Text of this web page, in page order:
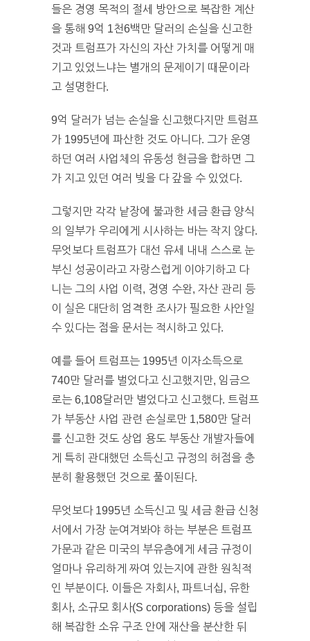
들은 경영 목적의 절세 방안으로 복잡한 계산
을 통해 9억 1천6백만 달러의 손실을 신고한
것과 트럼프가 자신의 자산 가치를 어떻게 매
기고 있었느냐는 별개의 문제이기 때문이라
고 설명한다.
9억 달러가 넘는 손실을 신고했다지만 트럼프
가 1995년에 파산한 것도 아니다. 그가 운영
하던 여러 사업체의 유동성 현금을 합하면 그
가 지고 있던 여러 빚을 다 갚을 수 있었다.
그렇지만 각각 낱장에 불과한 세금 환급 양식
의 일부가 우리에게 시사하는 바는 작지 않다.
무엇보다 트럼프가 대선 유세 내내 스스로 눈
부신 성공이라고 자랑스럽게 이야기하고 다
니는 그의 사업 이력, 경영 수완, 자산 관리 등
이 실은 대단히 엄격한 조사가 필요한 사안일
수 있다는 점을 문서는 적시하고 있다.
예를 들어 트럼프는 1995년 이자소득으로
740만 달러를 벌었다고 신고했지만, 임금으
로는 6,108달러만 벌었다고 신고했다. 트럼프
가 부동산 사업 관련 손실로만 1,580만 달러
를 신고한 것도 상업 용도 부동산 개발자들에
게 특히 관대했던 소득신고 규정의 허점을 충
분히 활용했던 것으로 풀이된다.
무엇보다 1995년 소득신고 및 세금 환급 신청
서에서 가장 눈여겨봐야 하는 부분은 트럼프
가문과 같은 미국의 부유층에게 세금 규정이
얼마나 유리하게 짜여 있는지에 관한 원칙적
인 부분이다. 이들은 자회사, 파트너십, 유한
회사, 소규모 회사(S corporations) 등을 설립
해 복잡한 소유 구조 안에 재산을 분산한 뒤